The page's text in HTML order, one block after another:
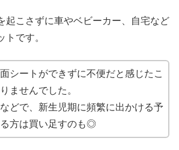
起こさずに車やベビーカー、自宅など
トです。
シートができずに不便だと感じたこ
ませんでした。
どで、新生児期に頻繁に出かける予
方は買い足すのも◎